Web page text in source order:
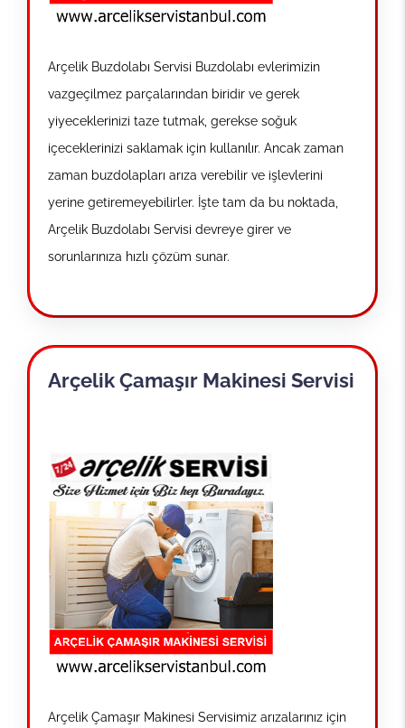
Arçelik Buzdolabı Servisi Buzdolabı evlerimizin
vazgeçilmez parçalarından biridir ve gerek
yiyeceklerinizi taze tutmak, gerekse soğuk
içeceklerinizi saklamak için kullanılır. Ancak zaman
zaman buzdolapları arıza verebilir ve işlevlerini
yerine getiremeyebilirler. İşte tam da bu noktada,
Arçelik Buzdolabı Servisi devreye girer ve
sorunlarınıza hızlı çözüm sunar.
Arçelik Çamaşır Makinesi Servisi
Arçelik Çamaşır Makinesi Servisimiz arızalarınız için